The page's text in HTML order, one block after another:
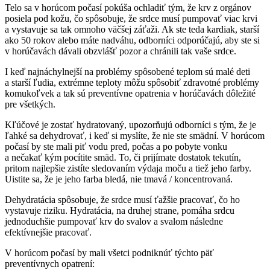
Telo sa v horúcom počasí pokúša ochladiť tým, že krv z orgánov
posiela pod kožu, čo spôsobuje, že srdce musí pumpovať viac krvi
a vystavuje sa tak omnoho väčšej záťaži. Ak ste teda kardiak, starší
ako 50 rokov alebo máte nadváhu, odborníci odporúčajú, aby ste si
v horúčavách dávali obzvlášť pozor a chránili tak vaše srdce.
I keď najnáchylnejší na problémy spôsobené teplom sú malé deti
a starší ľudia, extrémne teploty môžu spôsobiť zdravotné problémy
komukoľvek a tak sú preventívne opatrenia v horúčavách dôležité
pre všetkých.
Kľúčové je zostať hydratovaný, upozorňujú odborníci s tým, že je
ľahké sa dehydrovať, i keď si myslíte, že nie ste smädní. V horúcom
počasí by ste mali piť vodu pred, počas a po pobyte vonku
a nečakať kým pocítite smäd. To, či prijímate dostatok tekutín,
pritom najlepšie zistíte sledovaním výdaja moču a tiež jeho farby.
Uistite sa, že je jeho farba bledá, nie tmavá / koncentrovaná.
Dehydratácia spôsobuje, že srdce musí ťažšie pracovať, čo ho
vystavuje riziku. Hydratácia, na druhej strane, pomáha srdcu
jednoduchšie pumpovať krv do svalov a svalom následne
efektívnejšie pracovať.
V horúcom počasí by mali všetci podniknúť týchto päť
preventívnych opatrení: